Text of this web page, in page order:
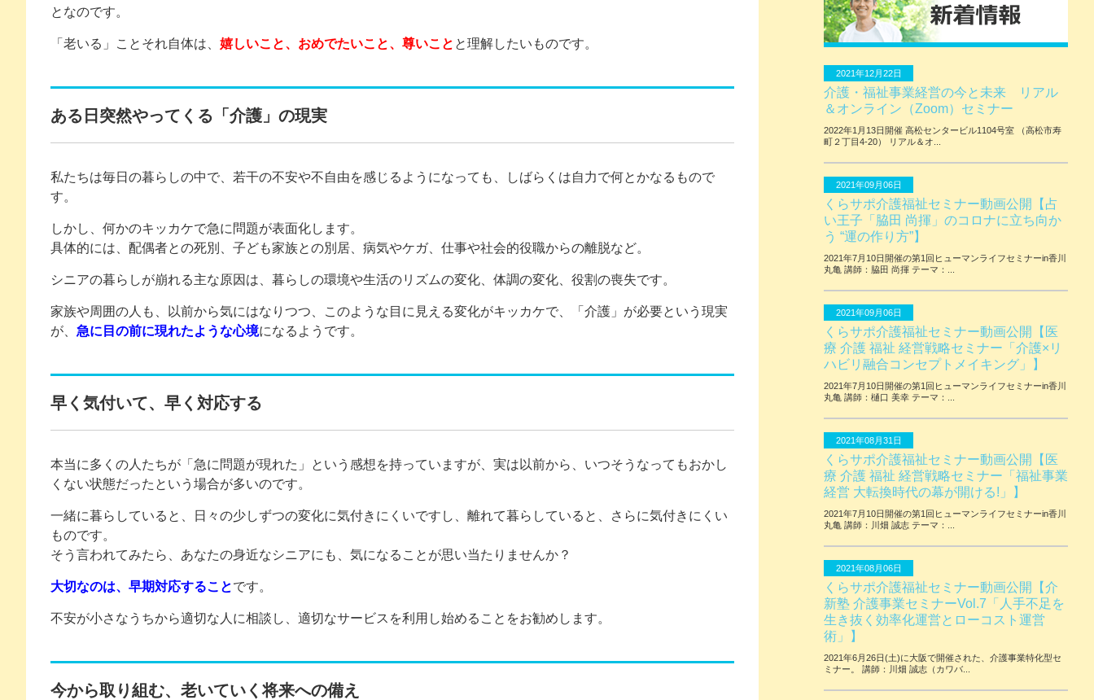
となのです。
「老いる」ことそれ自体は、 嬉しいこと、おめでたいこと、尊いこと と理解したいものです。
ある日突然やってくる「介護」の現実
私たちは毎日の暮らしの中で、若干の不安や不自由を感じるようになっても、しばらくは自力で何とかなるもので
す。
しかし、何かのキッカケで急に問題が表面化します。
具体的には、配偶者との死別、子ども家族との別居、病気やケガ、仕事や社会的役職からの離脱など。
シニアの暮らしが崩れる主な原因は、暮らしの環境や生活のリズムの変化、体調の変化、役割の喪失です。
家族や周囲の人も、以前から気にはなりつつ、このような目に見える変化がキッカケで、「介護」が必要という現実
が、 急に目の前に現れたような心境になるようです。
早く気付いて、早く対応する
本当に多くの人たちが「急に問題が現れた」という感想を持っていますが、実は以前から、いつそうなってもおかし
くない状態だったという場合が多いのです。
一緒に暮らしていると、日々の少しずつの変化に気付きにくいですし、離れて暮らしていると、さらに気付きにくい
ものです。
そう言われてみたら、あなたの身近なシニアにも、気になることが思い当たりませんか？
大切なのは、早期対応することです。
不安が小さなうちから適切な人に相談し、適切なサービスを利用し始めることをお勧めします。
今から取り組む、老いていく将来への備え
2021年12月22日
介護・福祉事業経営の今と未来 リアル
＆オンライン（Zoom）セミナー
2022年1月13日開催 ⾼松センタービル1104号室 （⾼松市寿
町２丁⽬4-20） リアル＆オ...
2021年09月06日
くらサポ介護福祉セミナー動画公開【占
い王子「脇田 尚揮」のコロナに立ち向か
う “運の作り方”】
2021年7月10日開催の第1回ヒューマンライフセミナーin香川
丸亀 講師：脇田 尚揮 テーマ：...
2021年09月06日
くらサポ介護福祉セミナー動画公開【医
療 介護 福祉 経営戦略セミナー「介護×リ
ハビリ融合コンセプトメイキング」】
2021年7月10日開催の第1回ヒューマンライフセミナーin香川
丸亀 講師：樋口 美幸 テーマ：...
2021年08月31日
くらサポ介護福祉セミナー動画公開【医
療 介護 福祉 経営戦略セミナー「福祉事業
経営 大転換時代の幕が開ける!」】
2021年7月10日開催の第1回ヒューマンライフセミナーin香川
丸亀 講師：川畑 誠志 テーマ：...
2021年08月06日
くらサポ介護福祉セミナー動画公開【介
新塾 介護事業セミナーVol.7「人手不足を
生き抜く効率化運営とローコスト運営
術」】
2021年6月26日(土)に大阪で開催された、介護事業特化型セ
ミナー。 講師：川畑 誠志（カワバ...